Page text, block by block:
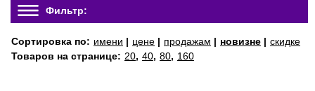
Фильтр:
Сортировка по: имени | цене | продажам | новизне | скидке
Товаров на странице: 20, 40, 80, 160